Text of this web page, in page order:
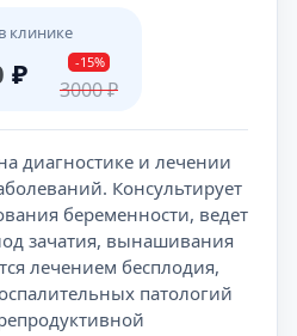
клинике
₽ -15%
3000₽
диагностике и лечении
Консультирует
беременности, ведет
зачатия, вынашивания
лечением бесплодия,
патологий